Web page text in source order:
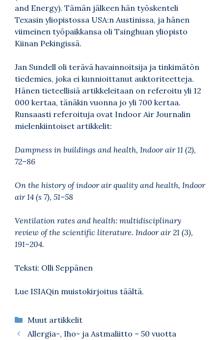
and Energy). Tämän jälkeen hän työskenteli
Texasin yliopistossa USA:n Austinissa, ja hänen
viimeinen työpaikkansa oli Tsinghuan yliopisto
Kiinan Pekingissä.
Jan Sundell oli terävä havainnoitsija ja tinkimätön
tiedemies, joka ei kunnioittanut auktoriteetteja.
Hänen tieteellisiä artikkeleitaan on referoitu yli 12
000 kertaa, tänäkin vuonna jo yli 700 kertaa.
Runsaasti referoituja ovat Indoor Air Journalin
mielenkiintoiset artikkelit:
Dampness in buildings and health, Indoor air 11 (2),
72–86
On the history of indoor air quality and health, Indoor
air 14 (s 7), 51–58
Ventilation rates and health: multidisciplinary
review of the scientific literature. Indoor air 21 (3),
191–204.
Teksti: Olli Seppänen
Lue ISIAQin muistokirjoitus täältä.
Kategoriat
Muut artikkelit
Allergia-, Iho- ja Astmaliitto – 50 vuotta